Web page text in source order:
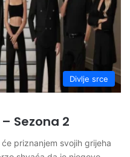
Divlje srce
Sezona 2
priznanjem svojih grijeha